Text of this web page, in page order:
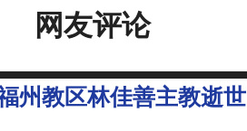
网友评论
州教区林佳善主教逝世